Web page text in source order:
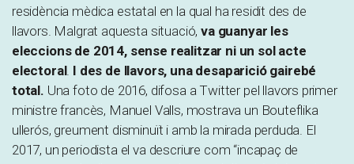
residència mèdica estatal en la qual ha residit des de
llavors. Malgrat aquesta situació,va guanyar les
eleccions de 2014, sense realitzar ni un sol acte
electoral. I des de llavors, una desaparició gairebé
total. Una foto de 2016, difosa a Twitter pel llavors primer
ministre francès, Manuel Valls, mostrava un Bouteflika
ullerós, greument disminuït i amb la mirada perduda. El
2017, un periodista el va descriure com “incapaç de